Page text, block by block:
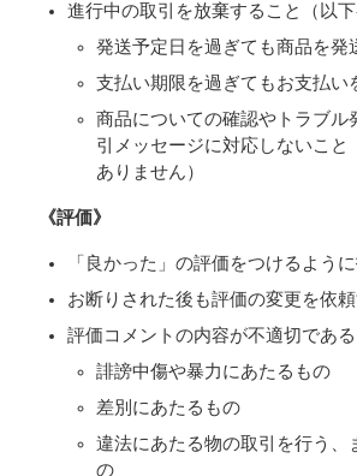
進行中の取引を放棄すること（以下
発送予定日を過ぎても商品を発
支払い期限を過ぎてもお支払い
商品についての確認やトラブル
引メッセージに対応しないこと
ありません）
《評価》
「良かった」の評価をつけるよう
お断りされた後も評価の変更を依
評価コメントの内容が不適切である
誹謗中傷や暴力にあたるもの
差別にあたるもの
違法にあたる物の取引を行う、
の